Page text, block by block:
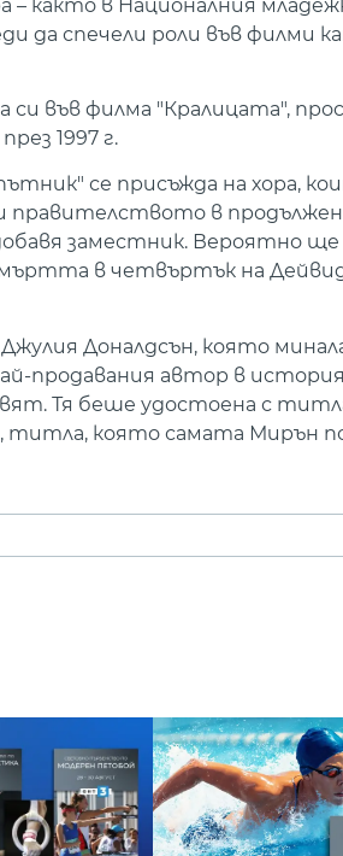
– както в Националния
да спечели роли във филми
си във филма "Кралицата",
1997 г.
се присъжда на хора,
в
заместник. Вероятно ще
в четвъртък на
Доналдсън, която
продавания автор в
Тя беше удостоена с
която самата Мирън